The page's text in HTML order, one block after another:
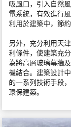
吸風口，引入自然
電系統，有效進行
利用於建築中，節
另外，充分利用天
利條件，使建築充
為將高層玻璃幕牆
機結合。建築設計
的一系列技術手段
環保建築。